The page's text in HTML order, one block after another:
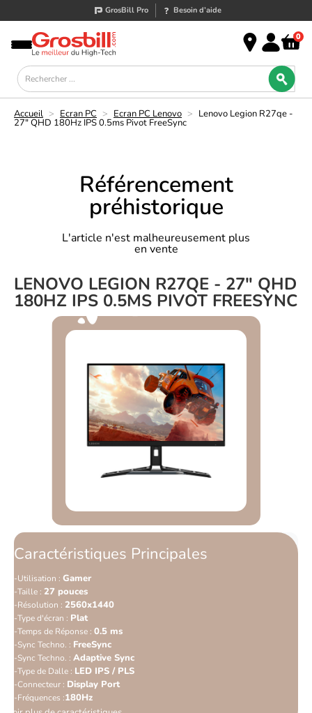
GrosBill Pro Besoin d’aide
0
Accueil > Ecran PC > Ecran PC Lenovo > Lenovo Legion R27qe -
27" QHD 180Hz IPS 0.5ms Pivot FreeSync
Référencement
préhistorique
L'article n'est malheureusement plus
en vente
LENOVO LEGION R27QE - 27" QHD
180HZ IPS 0.5MS PIVOT FREESYNC
Caractéristiques Principales
Utilisation : Gamer
Taille : 27 pouces
Résolution : 2560x1440
Type d'écran : Plat
Temps de Réponse : 0.5 ms
Sync Techno. : FreeSync
Sync Techno. : Adaptive Sync
Type de Dalle : LED IPS / PLS
Connecteur : Display Port
Fréquences :180Hz